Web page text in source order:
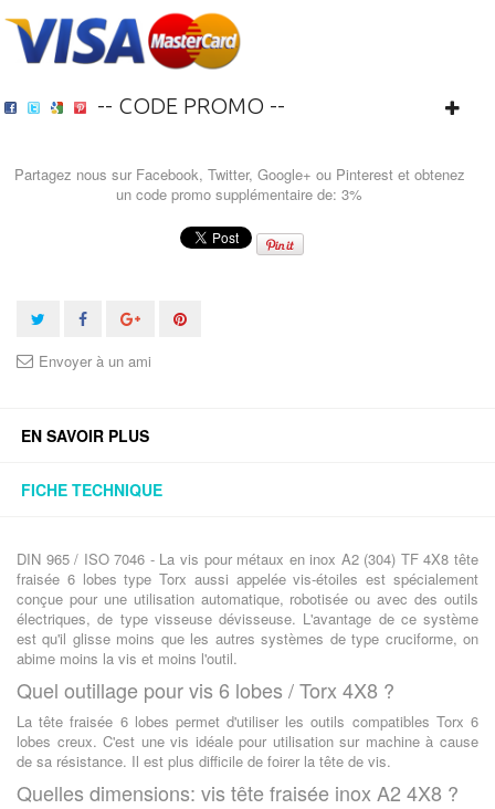
-- CODE PROMO --
Partagez nous sur Facebook, Twitter, Google+ ou Pinterest et obtenez
un code promo supplémentaire de: 3%
Envoyer à un ami
EN SAVOIR PLUS
FICHE TECHNIQUE
DIN 965 / ISO 7046 - La vis pour métaux en inox A2 (304) TF 4X8 tête
fraisée 6 lobes type Torx aussi appelée vis-étoiles est spécialement
conçue pour une utilisation automatique, robotisée ou avec des outils
électriques, de type visseuse dévisseuse. L'avantage de ce système
est qu'il glisse moins que les autres systèmes de type cruciforme, on
abime moins la vis et moins l'outil.
Quel outillage pour vis 6 lobes / Torx 4X8 ?
La tête fraisée 6 lobes permet d'utiliser les outils compatibles Torx 6
lobes creux. C'est une vis idéale pour utilisation sur machine à cause
de sa résistance. Il est plus difficile de foirer la tête de vis.
Quelles dimensions: vis tête fraisée inox A2 4X8 ?